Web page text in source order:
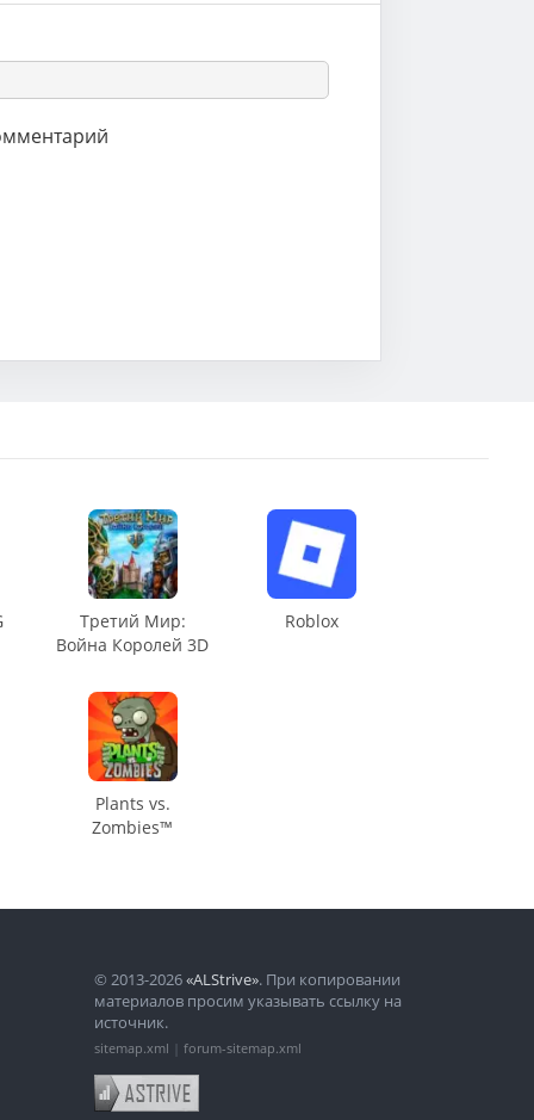
Третий Мир:
Война Королей 3D
Roblox
Plants vs.
Zombies™
© 2013-2026«ALStrive». При копировании
материалов просим указывать ссылку на
источник.
sitemap.xml forum-sitemap.xml